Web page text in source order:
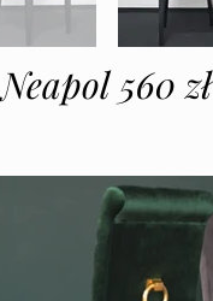
Neapol 560 zł